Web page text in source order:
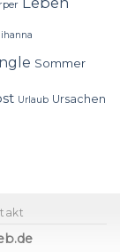
Sommer
Urlaub Ursachen